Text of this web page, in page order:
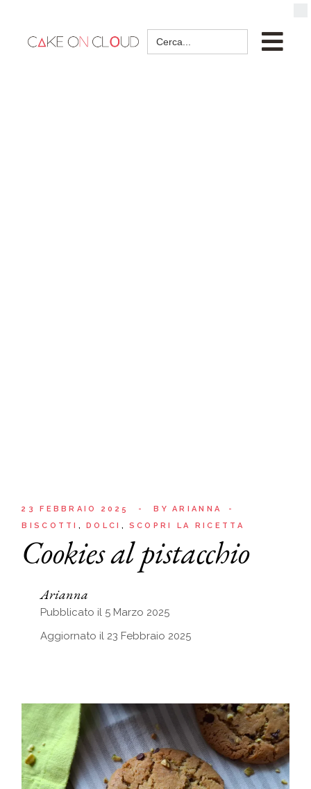
Search
for:
23 FEBBRAIO 2025 BY
ARIANNA
BISCOTTI
DOLCI SCOPRI LA RICETTA
Cookies al pistacchio
Arianna
Pubblicato il 5 Marzo 2025
Aggiornato il 23 Febbraio 2025